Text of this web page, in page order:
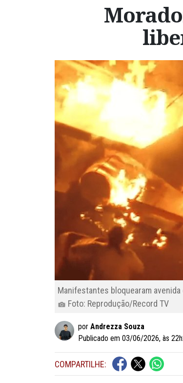
Manifestantes bloquearam
Foto: Reprodução/Record TV
por Andrezza Souza
Publicado em 03/06/2026, às
COMPARTILHE: